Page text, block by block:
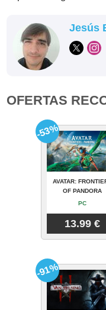
Jesús
OFERTAS
AVATAR:
OF PANDORA
PC
13.99 €
-53%
-91%